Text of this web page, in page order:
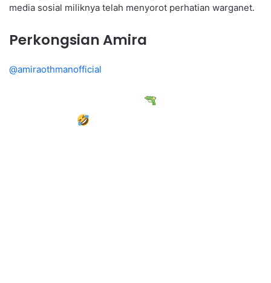
media sosial miliknya telah menyorot perhatian warganet.
Perkongsian Amira
@amiraothmanofficial